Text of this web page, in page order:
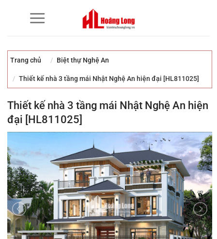
Trang chủ Biệt thự Nghệ An
Thiết kế nhà 3 tầng mái Nhật Nghệ An hiện đại [HL811025]
Thiết kế nhà 3 tầng mái Nhật Nghệ An hiện
đại [HL811025]